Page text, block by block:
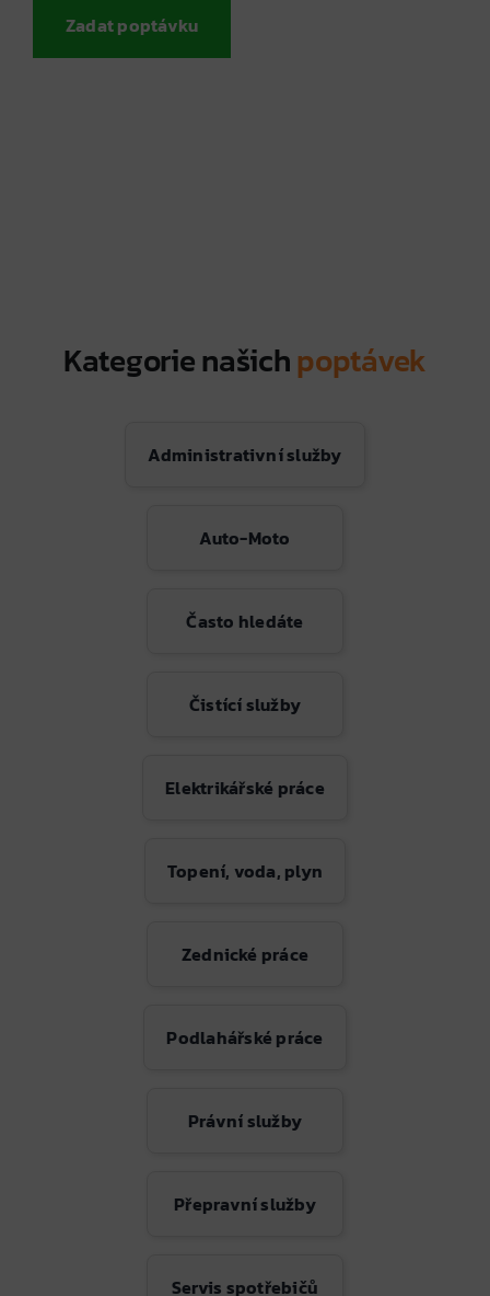
Zadat poptávku
Kategorie našichpoptávek
Administrativní služby
Auto-Moto
Často hledáte
Čistící služby
Elektrikářské práce
Topení, voda, plyn
Zednické práce
Podlahářské práce
Právní služby
Přepravní služby
Servis spotřebičů